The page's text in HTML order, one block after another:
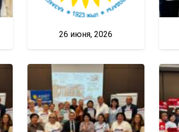
26 июня, 2026